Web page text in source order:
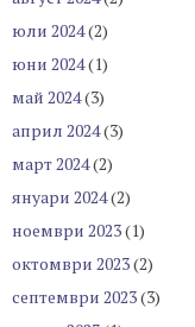
юли 2024(2)
юни 2024(1)
май 2024(3)
април 2024(3)
март 2024(2)
януари 2024(2)
ноември 2023(1)
октомври 2023(2)
септември 2023(3)